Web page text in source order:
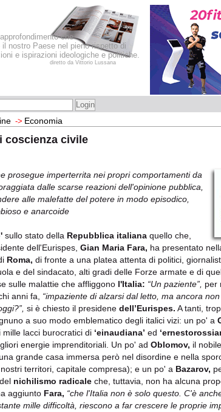
che
nostro Paese nel pieno rispetto di
e ispirazioni ideologiche e politiche.
diretto da Vittorio Lussana
-> Economia
coscienza civile
prosegue imperterrita nei propri comportamenti da
dalle scarse reazioni dell'opinione pubblica,
alle malefatte del potere in modo episodico,
e anarcoide
sullo stato della Repubblica italiana quello che,
dell'Eurispes, Gian Maria Fara, ha presentato
Roma, di fronte a una platea attenta di politici,
e del sindacato, alti gradi delle Forze armate e di
sulle malattie che affliggono l'Italia: “Un paziente”, per
anni fa, “impaziente di alzarsi dal letto, ma ancora
si è chiesto il presidene dell’Eurispes. A tanti,
a suo modo emblematico degli italici vizi: un po' a
lacci burocratici di ‘einaudiana’ ed
energie imprenditoriali. Un po' ad Oblomov, il
grande casa immersa però nel disordine e nella
territori, capitale compresa); e un po' a Bazarov,
nichilismo radicale che, tuttavia, non ha alcuna
aggiunto Fara, “che l'Italia non è solo questo. C'è
mille difficoltà, riescono a far crescere le proprie